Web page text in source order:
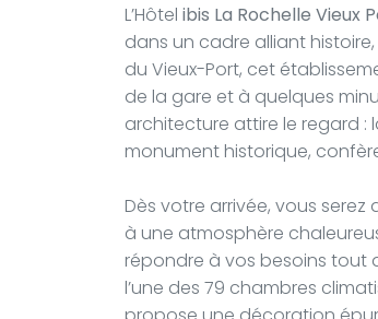
L’Hôtel ibis La Rochelle Vieux
dans un cadre alliant
du Vieux-Port, cet
de la gare et à quelques
architecture attire le regard :
monument historique,
Dès votre arrivée, vous
à une atmosphère
répondre à vos besoins tout
l’une des 79 chambres